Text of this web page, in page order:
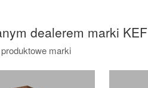
dealerem marki KEF
marki